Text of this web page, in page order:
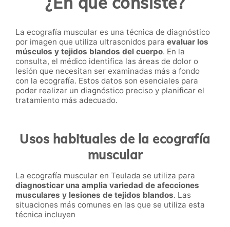
La ecografía muscular es una técnica de diagnóstico
por imagen que utiliza ultrasonidos para evaluar los
músculos y tejidos blandos del cuerpo. En la
consulta, el médico identifica las áreas de dolor o
lesión que necesitan ser examinadas más a fondo
con la ecografía. Estos datos son esenciales para
poder realizar un diagnóstico preciso y planificar el
tratamiento más adecuado.
Usos habituales de la ecografía
muscular
La ecografía muscular en Teulada se utiliza para
diagnosticar una amplia variedad de afecciones
musculares y lesiones de tejidos blandos. Las
situaciones más comunes en las que se utiliza esta
técnica incluyen